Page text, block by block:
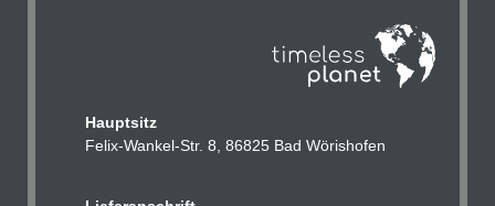
Hauptsitz
Felix-Wankel-Str. 8, 86825 Bad Wörishofen